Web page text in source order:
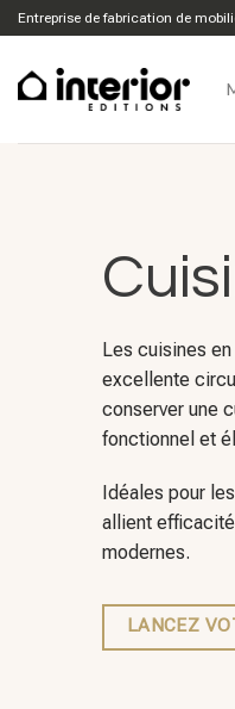
Aller
contenu
Entreprise de fabrication de
Les cuisines
excellente
conserver une
fonctionnel et
Idéales pour
allient
modernes.
LANCEZ